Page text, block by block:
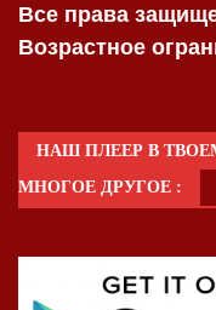
Все права
Возрастное
НАШ ПЛЕЕР В
МНОГОЕ ДРУГОЕ :